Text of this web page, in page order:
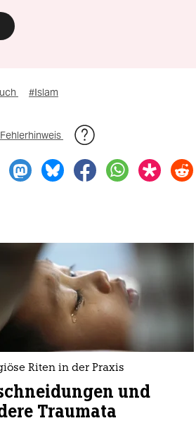
#Islam
Fehlerhinweis
Riten in der Praxis
und
Traumata